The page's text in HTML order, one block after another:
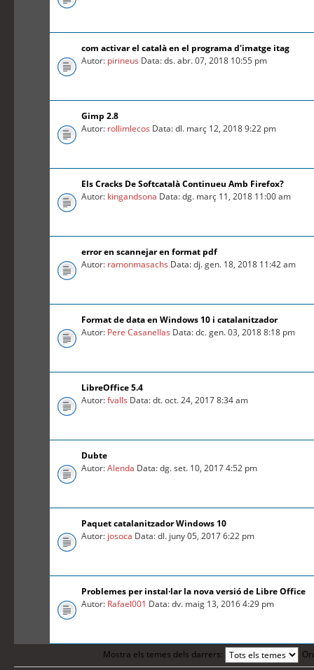
com activar el català en el programa d'imatge itag
Autor: pirineus Data: ds. abr. 07, 2018 10:55 pm
Gimp 2.8
Autor: rollimlecos Data: dl. març 12, 2018 9:22 pm
Els Cracks De Softcatalà Continueu Amb Firefox?
Autor: kingandsona Data: dg. març 11, 2018 11:00 am
error en scannejar en format pdf
Autor: ramonmasachs Data: dj. gen. 18, 2018 11:42 am
Format de data en Windows 10 i catalanitzador
Autor: Pere Casanellas Data: dc. gen. 03, 2018 8:18 pm
LibreOffice 5.4
Autor:fvalls Data: dt. oct. 24, 2017 8:34 am
Dubte
Autor:Alenda Data: dg. set. 10, 2017 4:52 pm
Paquet catalanitzador Windows 10
Autor: josoca Data: dl. juny 05, 2017 6:22 pm
Problemes per instal·lar la nova versió de Libre Office
Autor: Rafael001 Data: dv. maig 13, 2016 4:29 pm
Mostra els temes dels darrers: